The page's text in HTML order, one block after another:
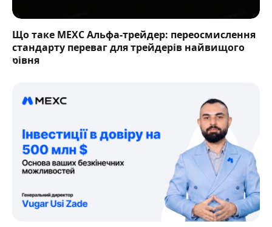
Що таке MEXC Альфа-трейдер: переосмислення
стандарту переваг для трейдерів найвищого
рівня